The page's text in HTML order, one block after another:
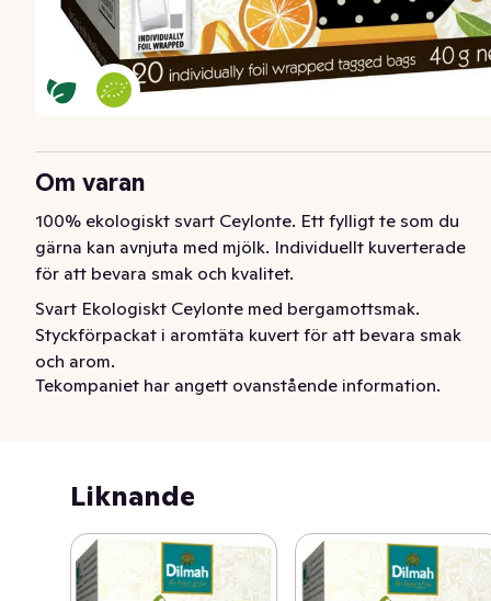
Om varan
100% ekologiskt svart Ceylonte. Ett fylligt te som du
gärna kan avnjuta med mjölk. Individuellt kuverterade
för att bevara smak och kvalitet.
Svart Ekologiskt Ceylonte med bergamottsmak.
Styckförpackat i aromtäta kuvert för att bevara smak
och arom.
Dilmah är ett familjeföretag med över 60 års erfarenhet
storleken så brinner man för det småskaliga och har ett
stor del av sin vinst till välgörenhet för att främja
levnadsvillkor och miljö på Sri Lanka.
Tekompaniet har angett ovanstående information.
Liknande